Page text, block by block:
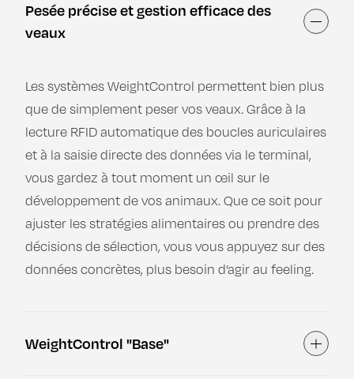
Pesée précise et gestion efficace des
veaux
Les systèmes WeightControl permettent bien plus
que de simplement peser vos veaux. Grâce à la
lecture RFID automatique des boucles auriculaires
et à la saisie directe des données via le terminal,
vous gardez à tout moment un œil sur le
développement de vos animaux. Que ce soit pour
ajuster les stratégies alimentaires ou prendre des
décisions de sélection, vous vous appuyez sur des
données concrètes, plus besoin d’agir au feeling.
WeightControl "Base"